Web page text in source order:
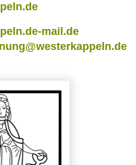
mail.de